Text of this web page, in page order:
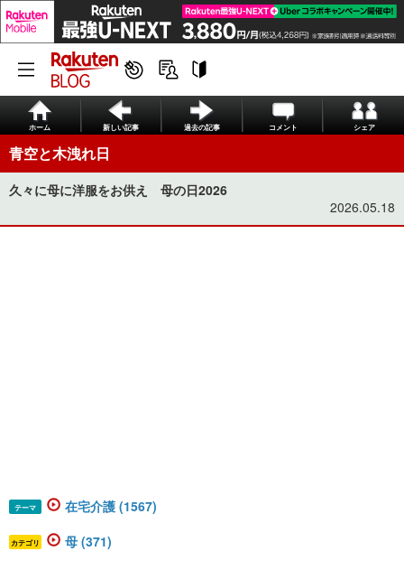
ホーム 新しい記事 過去の記事 コメント シェア
青空と木洩れ日
久々に母に洋服をお供え 母の日2026
2026.05.18
テーマ 在宅介護 (1567)
カテゴリ 母 (371)